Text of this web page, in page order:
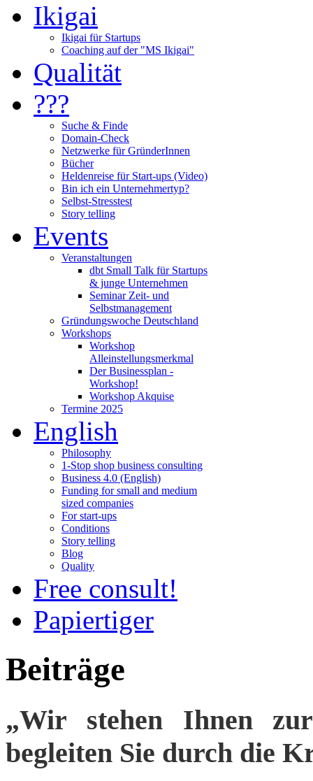
Ikigai
Ikigai für Startups
Coaching auf der "MS Ikigai"
Qualität
???
Suche & Finde
Domain-Check
Netzwerke für GründerInnen
Bücher
Heldenreise für Start-ups (Video)
Bin ich ein Unternehmertyp?
Selbst-Stresstest
Story telling
Events
Veranstaltungen
dbt Small Talk für Startups
& junge Unternehmen
Seminar Zeit- und
Selbstmanagement
Gründungswoche Deutschland
Workshops
Workshop
Alleinstellungsmerkmal
Der Businessplan -
Workshop!
Workshop Akquise
Termine 2025
English
Philosophy
1-Stop shop business consulting
Business 4.0 (English)
Funding for small and medium
sized companies
For start-ups
Conditions
Story telling
Blog
Quality
Free consult!
Papiertiger
Beiträge
„Wir stehen Ihnen
begleiten Sie durch die